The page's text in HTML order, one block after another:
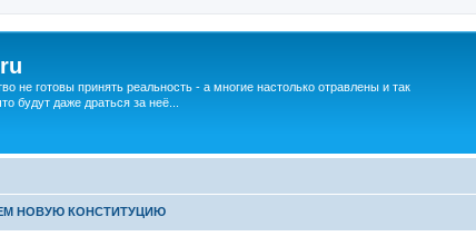
не готовы принять реальность - а многие настолько отравлены и так
будут даже драться за неё...
НОВУЮ КОНСТИТУЦИЮ